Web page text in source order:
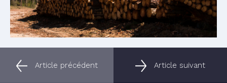
Article précédent Article suivant